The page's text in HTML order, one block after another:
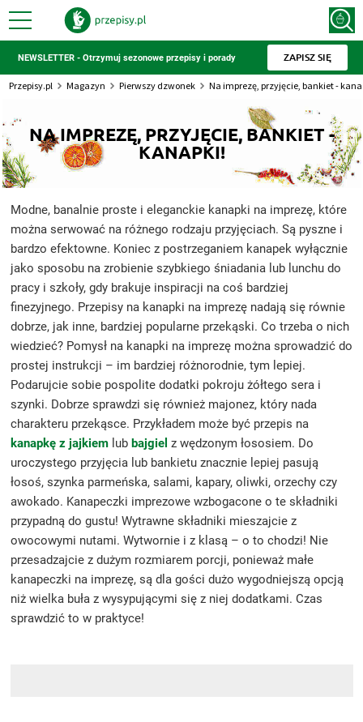
NEWSLETTER - Otrzymuj sezonowe przepisy i porady ZAPISZ SIĘ
Przepisy.pl Magazyn Pierwszy dzwonek Na imprezę, przyjęcie, bankiet -
NA IMPREZĘ, PRZYJĘCIE, BANKIET -
KANAPKI!
Modne, banalnie proste i eleganckie kanapki na imprezę, które
można serwować na różnego rodzaju przyjęciach. Są pyszne i
bardzo efektowne. Koniec z postrzeganiem kanapek wyłącznie
jako sposobu na zrobienie szybkiego śniadania lub lunchu do
pracy i szkoły, gdy brakuje inspiracji na coś bardziej
finezyjnego. Przepisy na kanapki na imprezę nadają się równie
dobrze, jak inne, bardziej popularne przekąski. Co trzeba o nich
wiedzieć? Pomysł na kanapki na imprezę można sprowadzić do
prostej instrukcji – im bardziej różnorodnie, tym lepiej.
Podarujcie sobie pospolite dodatki pokroju żółtego sera i
szynki. Dobrze sprawdzi się również majonez, który nada
charakteru przekąsce. Przykładem może być przepis na
kanapkę z jajkiemlub bajgiel z wędzonym łososiem. Do
uroczystego przyjęcia lub bankietu znacznie lepiej pasują
łosoś, szynka parmeńska, salami, kapary, oliwki, orzechy czy
awokado. Kanapeczki imprezowe wzbogacone o te składniki
przypadną do gustu! Wytrawne składniki mieszajcie z
owocowymi nutami. Wytwornie i z klasą – o to chodzi! Nie
przesadzajcie z dużym rozmiarem porcji, ponieważ małe
kanapeczki na imprezę, są dla gości dużo wygodniejszą opcją
niż wielka buła z wysypującymi się z niej dodatkami. Czas
sprawdzić to w praktyce!